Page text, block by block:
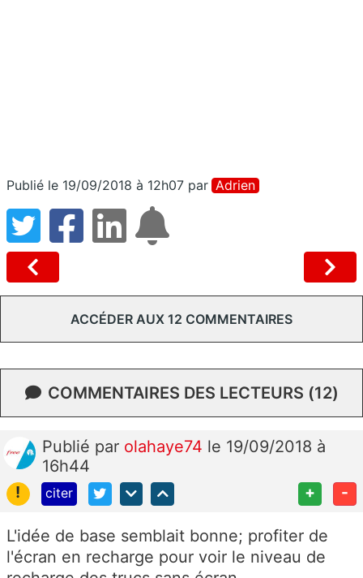
Publié le 19/09/2018 à 12h07 par Adrien
ACCÉDER AUX 12 COMMENTAIRES
COMMENTAIRES DES LECTEURS (12)
Publié par olahaye74 le 19/09/2018 à
16h44
!
citer + -
L'idée de base semblait bonne; profiter de
l'écran en recharge pour voir le niveau de